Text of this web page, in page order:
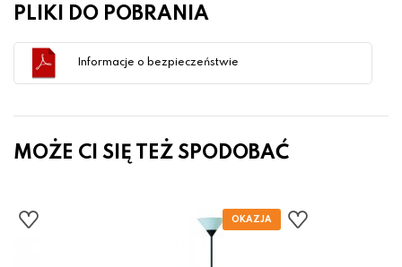
PLIKI DO POBRANIA
Informacje o bezpieczeństwie
MOŻE CI SIĘ TEŻ SPODOBAĆ